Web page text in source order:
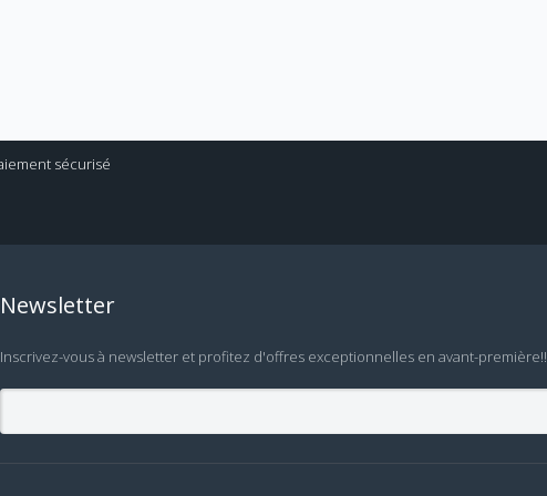
Newsletter
Inscrivez-vous à newsletter et profitez d'offres exceptionnelles en avant-première!!